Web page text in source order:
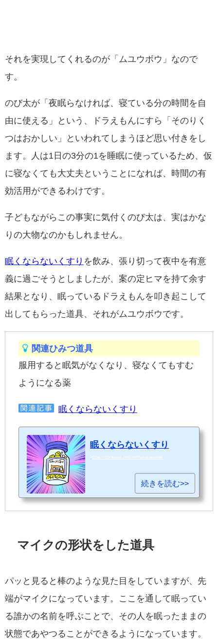
それを実現してくれるのが「ムユウボウ」なので
す。
のび太が「夜眠らなければ、寝ている分の時間を自
由に使える」という、ドラえもんにすら「そのりく
つはおかしい」といわれてしまうほど思い付きをし
ます。人は1日の3分の1を睡眠に使っているため、仮
に寝なくても大丈夫ということになれば、時間の有
効活用ができるわけです。
子どもながらこの事実に気付くのび太は、実はかな
りの大物なのかもしれません。
眠くならないくすり を飲み、張り切って夜中を有意
義に過ごそうとしましたが、案の定ヒマを持て余す
結果となり、眠っているドラえもんを叩き起こして
出してもらった道具、それがムユウボウです。
関連ひみつ道具
服用すると眠気がなくなり、寝なくてもすむ
ようになる薬
眠くならないくすり
眠くならないくすり
https://doranew.net/nemukunaranai/
続きを読む>>
マイクの形状をした道具
パッと見ると棒のような見た目をしていますが、先
端がマイクになっています。ここを通して眠ってい
る誰かの名前を呼ぶことで、その人を眠ったままの
状態であやつることができるようになっています。